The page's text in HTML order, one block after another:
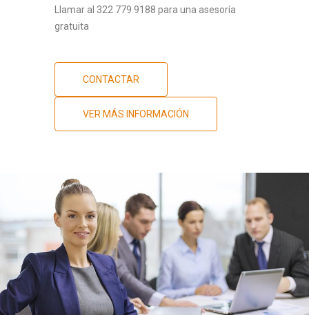
Llamar al 322 779 9188 para una asesoría
gratuita
CONTACTAR
VER MÁS INFORMACIÓN